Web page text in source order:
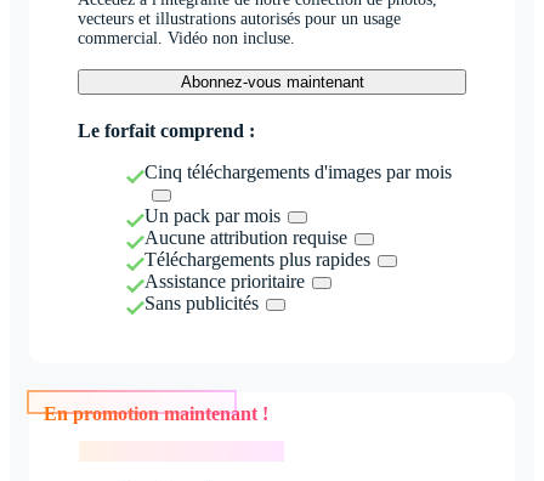
vecteurs et illustrations autorisés pour un usage
commercial. Vidéo non incluse.
Abonnez-vous maintenant
Le forfait comprend :
Cinq téléchargements d'images par mois
Un pack par mois
Aucune attribution requise
Téléchargements plus rapides
Assistance prioritaire
Sans publicités
En promotion maintenant !